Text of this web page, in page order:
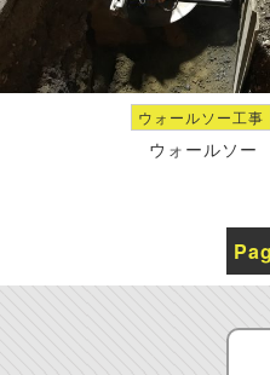
ウォールソー工事
ウォールソー